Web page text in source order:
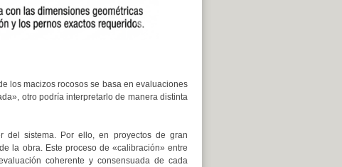
los macizos rocosos se basa en evaluaciones
otro podría interpretarlo de manera distinta
del sistema. Por ello, en proyectos de gran
la obra. Este proceso de «calibración» entre
coherente y consensuada de cada